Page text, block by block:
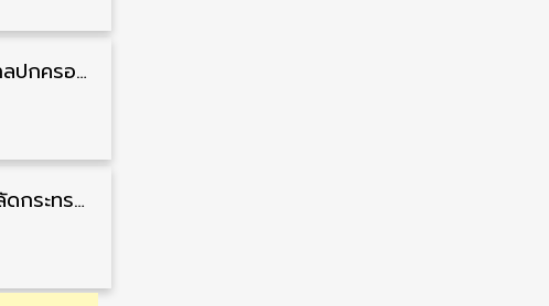
สํานักงานศาลปกครอง รับสมัครสอบบรรจุเข้ารับราชการ วุฒิ ป.ตรี 72 อัตรา รับสมัคร 31 สิงหาคม – 18 กันยายน
สำนักงานปลัดกระทรวงพาณิชย์ รับสมัครคัดเลือกพนักงานราชการ วุฒิ ปวส./ป.ตรี 11 อัตรา รับสมัคร 10 – 21 สิงหาคม